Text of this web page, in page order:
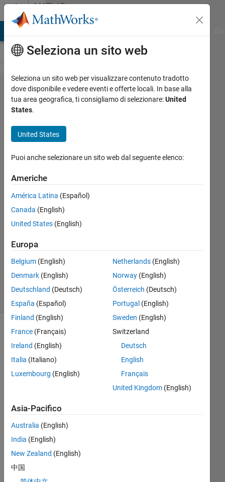
Vai al contenutoMATLAB
Answers
Average
NDVI
RGB
Stijn
6 Dic
2019
1
9 Dic 2019
6
Visualizzazioni
(30 giorni)
Hi
all
not
yet
exp
erie
Seleziona un sito web
Seleziona un sito web per visualizzare contenuto tradotto
dove disponibile e vedere eventi e offerte locali. In base alla
tua area geografica, ti consigliamo di selezionare:United
States.
United States
Puoi anche selezionare un sito web dal seguente elenco:
Americhe
América Latina (Español)
Canada (English)
United States (English)
Europa
Belgium (English)
Denmark (English)
Deutschland (Deutsch)
España (Español)
Finland (English)
France (Français)
Ireland (English)
Italia (Italiano)
Luxembourg (English)
Netherlands(English)
Norway(English)
Österreich (Deutsch)
Portugal (English)
Sweden (English)
Switzerland
Deutsch
English
Français
United Kingdom(English)
Asia-Pacifico
Australia (English)
India (English)
New Zealand (English)
中国